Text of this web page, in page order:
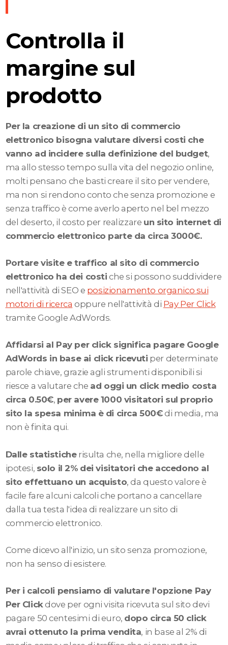
Controlla il
margine sul
prodotto
Per la creazione di un sito di commercio
elettronico bisogna valutare diversi costi che
vanno ad incidere sulla definizione del budget,
ma allo stesso tempo sulla vita del negozio online,
molti pensano che basti creare il sito per vendere,
ma non si rendono conto che senza promozione e
senza traffico è come averlo aperto nel bel mezzo
del deserto, il costo per realizzare un sito internet di
commercio elettronico parte da circa 3000€.
Portare visite e traffico al sito di commercio
elettronico ha dei costi che si possono suddividere
nell'attività di SEO e posizionamento organico sui
motori di ricerca oppure nell'attività di Pay Per Click
tramite Google AdWords.
Affidarsi al Pay per click significa pagare Google
AdWords in base ai click ricevuti per determinate
parole chiave, grazie agli strumenti disponibili si
riesce a valutare che ad oggi un click medio costa
circa 0.50€, per avere 1000 visitatori sul proprio
sito la spesa minima è di circa 500€di media, ma
non è finita qui.
Dalle statisticherisulta che, nella migliore delle
ipotesi, solo il 2% dei visitatori che accedono al
sito effettuano un acquisto, da questo valore è
facile fare alcuni calcoli che portano a cancellare
dalla tua testa l'idea di realizzare un sito di
commercio elettronico.
Come dicevo all'inizio, un sito senza promozione,
non ha senso di esistere.
Per i calcoli pensiamo di valutare l'opzione Pay
Per Clickdove per ogni visita ricevuta sul sito devi
pagare 50 centesimi di euro, dopo circa 50 click
avrai ottenuto la prima vendita, in base al 2% di